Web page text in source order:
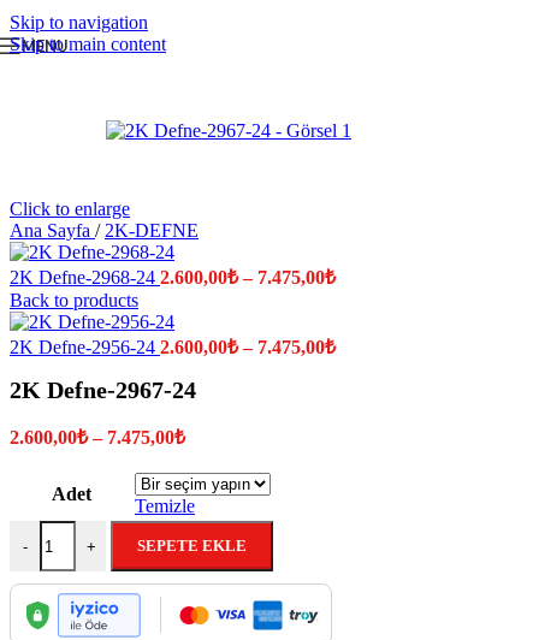
Skip to navigation
Skip to main content
MENU
Click to enlarge
Ana Sayfa / 2K-DEFNE
2K Defne-2968-24 2.600,00₺ – 7.475,00₺Fiyat
-
Back to products
2K Defne-2956-24 2.600,00₺ – 7.475,00₺Fiyat
2K Defne-2967-24
2.600,00₺ – 7.475,00₺Fiyat
2.600,00₺
-
7.475,00₺
Adet
Temizle
-
2K Defne-2967-24 adet
+ SEPETE EKLE